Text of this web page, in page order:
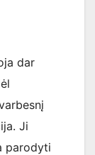
dar
Ji
parodyti